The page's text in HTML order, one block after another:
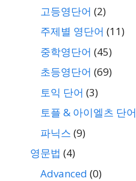
고등영단어 (2)
주제별 영단어 (11)
중학영단어 (45)
초등영단어 (69)
토익 단어 (3)
토플 & 아이엘츠 단어
파닉스 (9)
영문법 (4)
Advanced (0)